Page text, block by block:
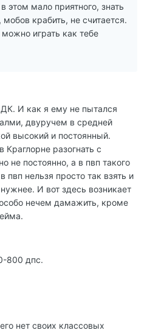
этом мало приятного, знать
крабить, не считается.
играть как тебе
И как я ему не пытался
двуручем в средней
высокий и постоянный.
разогнать с
не постоянно, а в пвп такого
пвп нельзя просто так взять и
И вот здесь возникает
нечем дамажить, кроме
800 дпс.
нет своих классовых